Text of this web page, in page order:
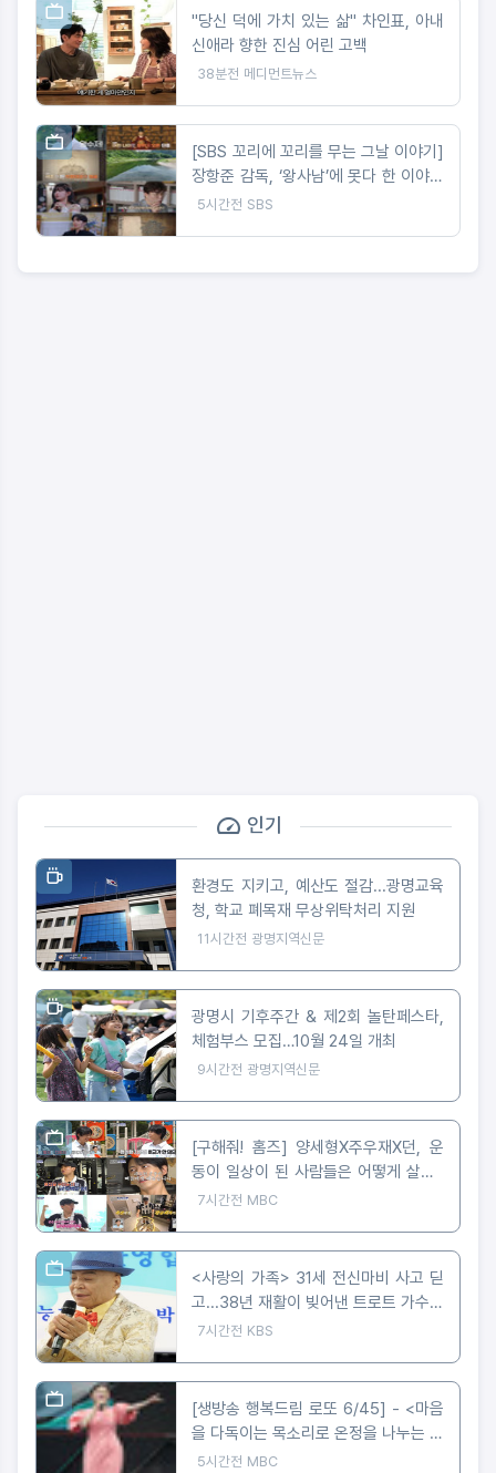
"당신 덕에 가치 있는 삶" 차인표, 아내
신애라 향한 진심 어린 고백
38분전 메디먼트뉴스
[SBS 꼬리에 꼬리를 무는 그날 이야기]
장항준 감독, ‘왕사남’에 못다 한 이야기
‘꼬꼬무’로 정리! 2049 시청률 ‘교양, 예
5시간전 SBS
인기
환경도 지키고, 예산도 절감...광명교육
청, 학교 폐목재 무상위탁처리 지원
11시간전 광명지역신문
광명시 기후주간 & 제2회 놀탄페스타,
체험부스 모집…10월 24일 개최
9시간전 광명지역신문
[구해줘! 홈즈] 양세형X주우재X던, 운
동이 일상이 된 사람들은 어떻게 살까?
'운동세권' 임장 특집!
7시간전 MBC
<사랑의 가족> 31세 전신마비 사고 딛
고...38년 재활이 빚어낸 트로트 가수의
꿈
7시간전 KBS
[생방송 행복드림 로또 6/45] - <마음
을 다독이는 목소리로 온정을 나누는 가
수 왁스 ‘생방송 행복드림 로또 6/45’
5시간전 MBC